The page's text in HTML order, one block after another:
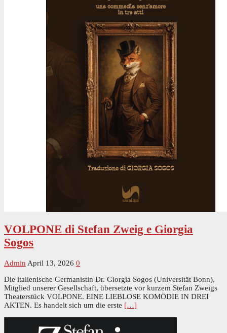
VOLPONE di Stefan Zweig e Giorgia
Sogos
Admin April 13, 2026 0
Die italienische Germanistin Dr. Giorgia Sogos (Universität Bonn),
Mitglied unserer Gesellschaft, übersetzte vor kurzem Stefan Zweigs
Theaterstück VOLPONE. EINE LIEBLOSE KOMÖDIE IN DREI
AKTEN. Es handelt sich um die erste […]